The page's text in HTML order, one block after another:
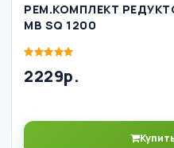
РЕМ.КОМПЛЕКТ
MB SQ 1200
2229р.